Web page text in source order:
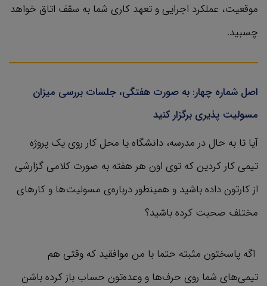
موقعیت، عملکرد اجرایی و تعهد کاری شما به سقف اتاق خواهد
چسبید.
اصل شماره چهار: به صورت هفتگی، جلسات بررسی میزان
مسولیت پذیری برگزار کنید
آیا تا به حال در مدرسه، دانشگاه یا محل کار روی یک پروژه
تیمی کار کردین که توی اون هر هفته به صورت کلامی گزارشی
از کارتون داده باشید و همینطور درباره‌ی مسولیت‌ها و کارهای
مختلف صحبت کرده باشید؟
اگه پاسختون مثبته حتما با من موافقید که وقتی هم
تیمی‌های شما روی حرف‌ها و وعده‌تون حساب باز کرده باشن